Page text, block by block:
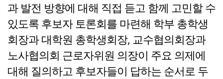
과 발전 방향에 대해 직접 듣고 함께 고민할 수
있도록 후보자 토론회를 마련해 학부 총학생
회장과 대학원 총학생회장, 교수협의회장과
노사협의회 근로자위원 의장이 주요 의제에
대해 질의하고 후보자들이 답하는 순서로 두